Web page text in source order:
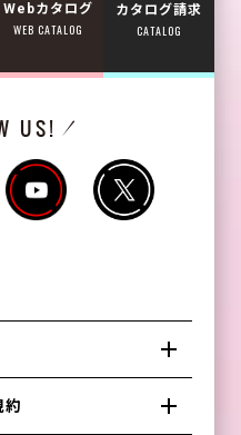
Webカタログ
WEB CATALOG
カタログ請求
CATALOG
約